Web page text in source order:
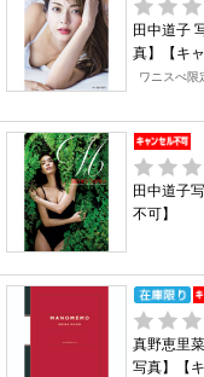
田中道子
真】【キ
ワニスぺ限
田中道子
不可】
真野恵里
写真】【